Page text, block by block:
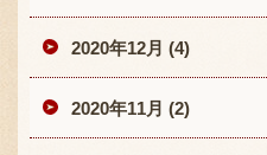
2020年12月 (4)
2020年11月 (2)